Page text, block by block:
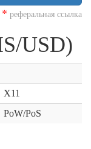
* реферальная ссылка
USD)
X11
PoW/PoS